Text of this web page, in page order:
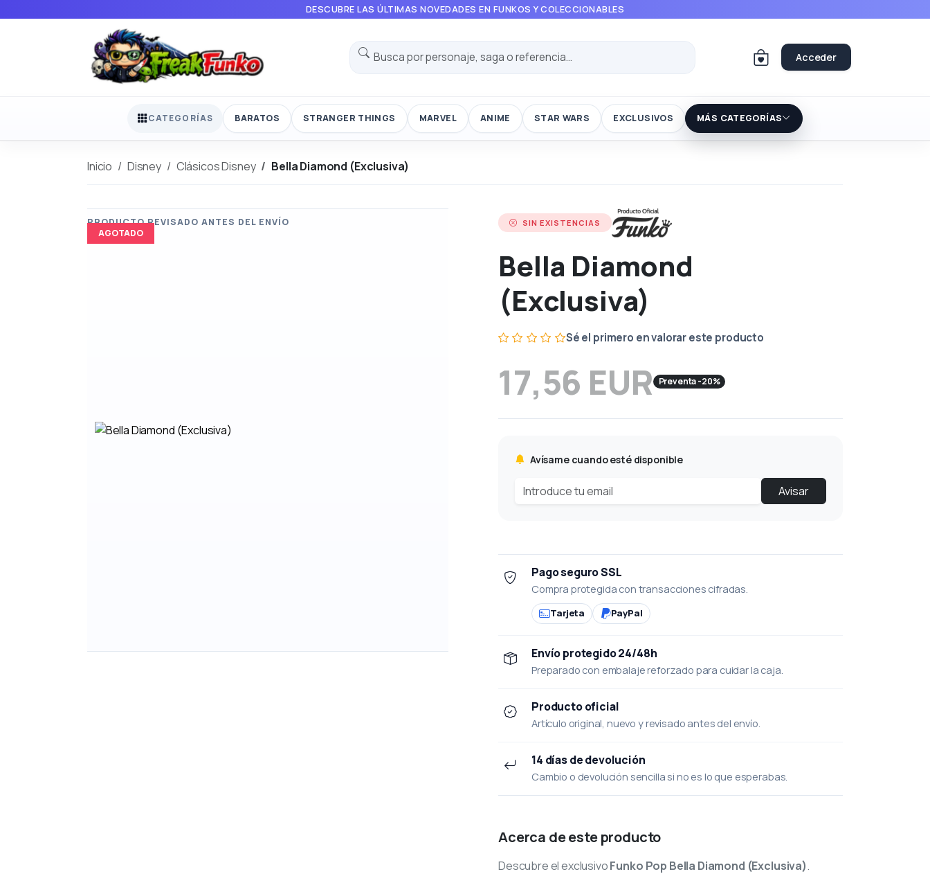
DESCUBRE LAS ÚLTIMAS NOVEDADES EN FUNKOS Y COLECCIONABLES
Acceder
CATEGORÍAS BARATOS STRANGER THINGS MARVEL ANIME STAR WARS EXCLUSIVOS MÁS CATEGORÍAS
Inicio Disney Clásicos Disney Bella Diamond (Exclusiva)
AGOTADO
SIN EXISTENCIAS
Bella Diamond
(Exclusiva)
Sé el primero en valorar este producto
17,56 EUR Preventa -20%
Avísame cuando esté disponible
Avisar
Pago seguro SSL
Compra protegida con transacciones cifradas.
Tarjeta PayPal
Envío protegido 24/48h
Preparado con embalaje reforzado para cuidar la caja.
Producto oficial
Artículo original, nuevo y revisado antes del envío.
14 días de devolución
Cambio o devolución sencilla si no es lo que esperabas.
Acerca de este producto
Descubre el exclusivoFunko Pop Bella Diamond (Exclusiva).